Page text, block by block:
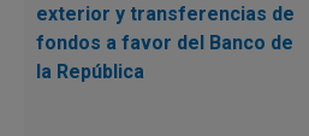
exterior y transferencias de
fondos a favor del Banco de
la República